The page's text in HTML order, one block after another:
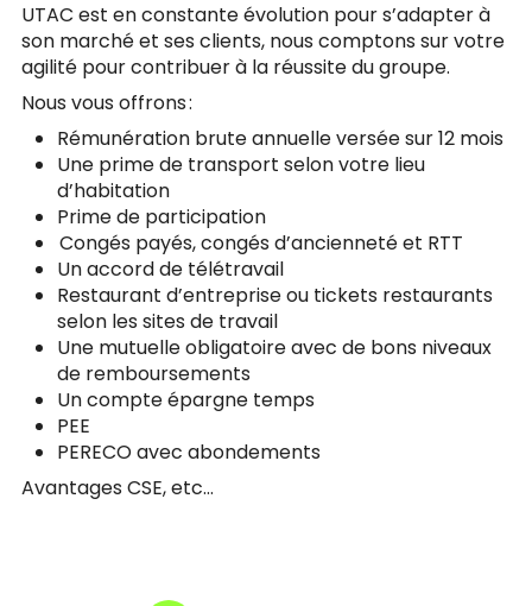
UTAC est en constante évolution pour s’adapter à
son marché et ses clients, nous comptons sur votre
agilité pour contribuer à la réussite du groupe.
Nous vous offrons :
Rémunération brute annuelle versée sur 12 mois
Une prime de transport selon votre lieu
d’habitation
Prime de participation
Congés payés, congés d’ancienneté et RTT
Un accord de télétravail
Restaurant d’entreprise ou tickets restaurants
selon les sites de travail
Une mutuelle obligatoire avec de bons niveaux
de remboursements
Un compte épargne temps
PEE
PERECO avec abondements
Avantages CSE, etc…